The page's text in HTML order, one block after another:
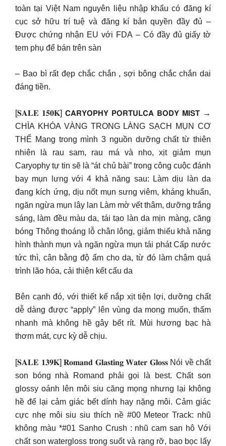
toàn tại Việt Nam nguyên liệu nhập khẩu có đăng kí
cục sở hữu trí tuệ và đăng kí bản quyền đầy đủ –
Được chứng nhận EU với FDA – Có đầy đủ giấy tờ
tem phụ để bán trên sàn
– Bao bì rất đẹp chắc chắn , sợi bông chắc chắn dai
đáng tiền.
[𝐒𝐀𝐋𝐄 𝟏𝟓𝟎𝐊] 𝗖𝗔𝗥𝗬𝗢𝗣𝗛𝗬 𝗣𝗢𝗥𝗧𝗨𝗟𝗖𝗔 𝗕𝗢𝗗𝗬 𝗠𝗜𝗦𝗧 →
CHÌA KHÓA VÀNG TRONG LÀNG SẠCH MỤN CƠ
THỂ Mang trong mình 3 nguồn dưỡng chất từ thiên
nhiên là rau sam, rau má và nho, xịt giảm mụn
Caryophy tự tin sẽ là “át chủ bài” trong công cuộc đánh
bay mụn lưng với 4 khả năng sau: Làm dịu làn da
đang kích ứng, dịu nốt mụn sưng viêm, kháng khuẩn,
ngăn ngừa mụn lây lan Làm mờ vết thâm, dưỡng trắng
sáng, làm đều màu da, tái tạo làn da mịn màng, căng
bóng Thông thoáng lỗ chân lông, giảm thiểu khả năng
hình thành mụn và ngăn ngừa mụn tái phát Cấp nước
tức thì, cân bằng độ ẩm cho da, từ đó làm chậm quá
trình lão hóa, cải thiện kết cấu da
Bên cạnh đó, với thiết kế nắp xịt tiện lợi, dưỡng chất
dễ dàng được “apply” lên vùng da mong muốn, thấm
nhanh mà không hề gây bết rít. Mùi hương bạc hà
thơm mát, cực kỳ dễ chịu.
[𝐒𝐀𝐋𝐄 𝟏𝟑𝟗𝐊] 𝐑𝐨𝐦𝐚𝐧𝐝 𝐆𝐥𝐚𝐬𝐭𝐢𝐧𝐠 𝐖𝐚𝐭𝐞𝐫 𝐆𝐥𝐨𝐬𝐬 Nói về chất
son bóng nhà Romand phải gọi là best. Chất son
glossy oánh lên môi siu căng mọng nhưng lại không
hề để lại cảm giác bết dính hay nặng môi. Cảm giác
cực nhẹ môi siu siu thích nề #00 Meteor Track: nhũ
không màu *#01 Sanho Crush : nhũ cam san hô Với
chất son watergloss trong suốt và rạng rỡ, bao bọc lấy